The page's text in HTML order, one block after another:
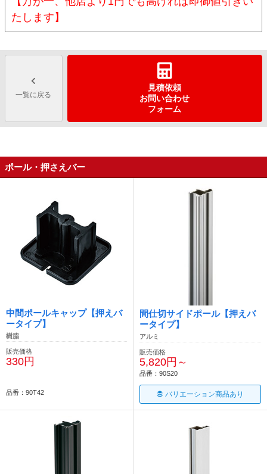
たします】
一覧に戻る
見積依頼
お問い合わせ
フォーム
ポール・押さえバー
中間ポールキャップ【押えバ
ータイプ】
樹脂
販売価格
330円
品番：90T42
間仕切サイドポール【押えバ
ータイプ】
アルミ
販売価格
5,820円～
品番：90S20
バリエーション商品あり